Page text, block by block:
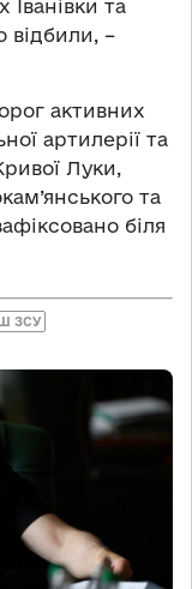
Іванівки та
відбили, –
активних
артилерії та
Луки,
та
біля
ЗСУ